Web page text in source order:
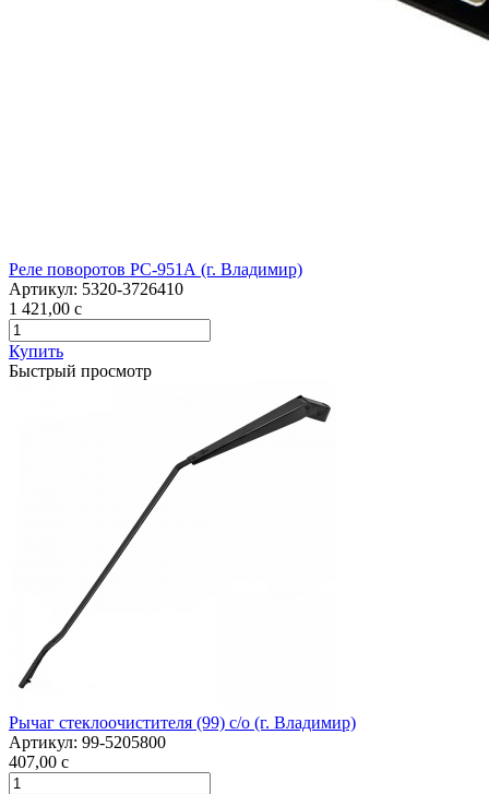
Реле поворотов РС-951А (г. Владимир)
Артикул: 5320-3726410
1 421,00 c
Купить
Быстрый просмотр
Рычаг стеклоочистителя (99) с/о (г. Владимир)
Артикул: 99-5205800
407,00 c